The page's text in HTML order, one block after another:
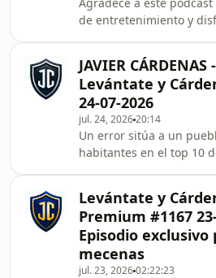
de entretenimiento y
¡Apóyale en iVoox! Un
pueblo de 3.000
10 de grandes
ayudas.Escucha este
completo y accede a
exclusivo de Javier
Levántate y Cárdenas.
que nadie los nuevos
participa en la comuni
JAVIER CÁRDENAS -
Levántate y
24-07-2026
jul. 24, 202620:14
Un error sitúa a un
habitantes en el top 10
Levántate y
Premium #1167
Episodio exclusivo
mecenas
jul. 23, 202602:22:23